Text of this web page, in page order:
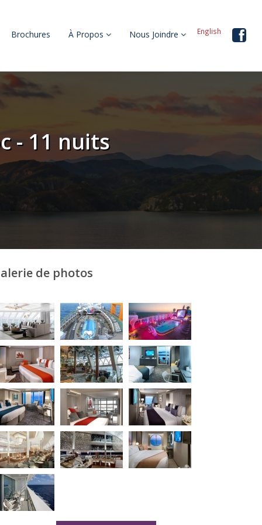
Brochures À Propos Nous Joindre English
- 11 nuits
de photos